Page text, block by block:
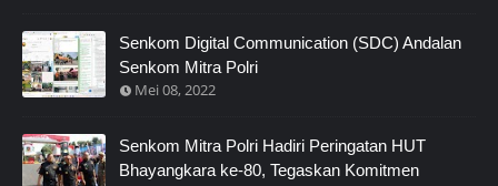
Senkom Digital Communication (SDC) Andalan
Senkom Mitra Polri
Mei 08, 2022
Senkom Mitra Polri Hadiri Peringatan HUT
Bhayangkara ke-80, Tegaskan Komitmen